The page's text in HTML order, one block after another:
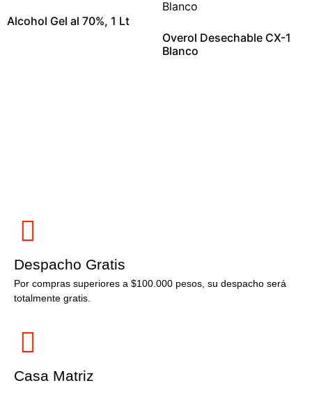
Alcohol Gel al 70%, 1 Lt
Overol Desechable CX-1
Blanco
Despacho Gratis
Por compras superiores a $100.000 pesos, su despacho será
totalmente gratis.
Casa Matriz